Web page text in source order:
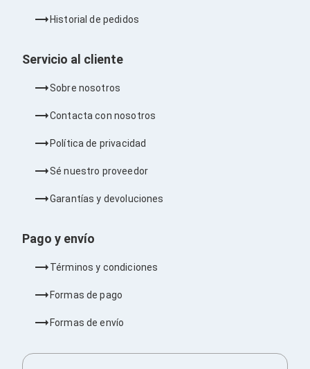
Candados para PC's
Protectores para PC's
Lentes para Computadora
PC's de Escritorio
All in One
Barebones
Micrófonos
Accesorios para Micrófonos
Bocinas
Bocinas Portátiles
Barras de Sonido
Soportes
Historial de pedidos
Servicio al cliente
Sobre nosotros
Contacta con nosotros
Política de privacidad
Sé nuestro proveedor
Garantías y devoluciones
Pago y envío
Términos y condiciones
Formas de pago
Formas de envío